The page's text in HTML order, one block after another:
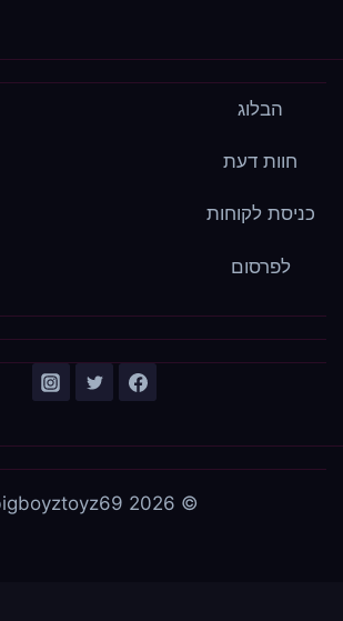
הבלוג
חוות דעת
כניסת לקוחות
לפרסום
© 2026 bigboyztoyz69